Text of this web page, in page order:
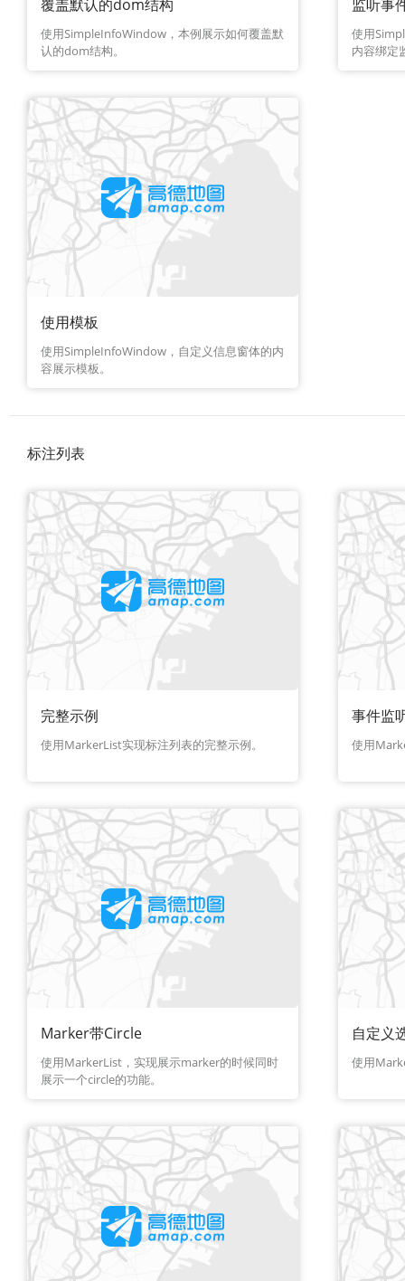
覆盖默认的dom结构
使用SimpleInfoWindow，本例展示如何覆盖默
认的dom结构。
监听事
使用
内容绑定
使用模板
使用SimpleInfoWindow，自定义信息窗体的内
容展示模板。
标注列表
完整示例
使用MarkerList实现标注列表的完整示例。
事件监
使用
Marker带Circle
使用MarkerList，实现展示marker的时候同时
展示一个circle的功能。
自定义
使用